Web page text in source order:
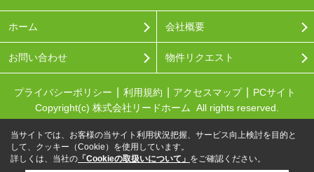
ホーム 会社概要
お問い合わせ 物件リクエスト
プライバシーポリシー 利用規約 アクセスマップ
PCサイト
Copyright(c) 株式会社リードホーム All rights reserved.
当サイトでは、お客様の当サイト利用状況把握、サービス向上検討を目的と
して、クッキー（Cookie）を使用しています。
詳しくは、当社の 「Cookieの取扱いについて」 をご確認ください。